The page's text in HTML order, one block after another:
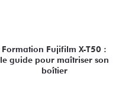
Formation Fujifilm X-T50 :
le guide pour maîtriser son
boîtier